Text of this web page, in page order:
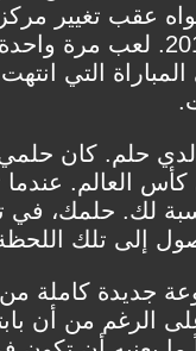
عقب تغيير
في عام 2010. لعب
حلم. كان
العالم.
لك. حلمك،
إلى تلك
جديدة كاملة من
الرغم من أن